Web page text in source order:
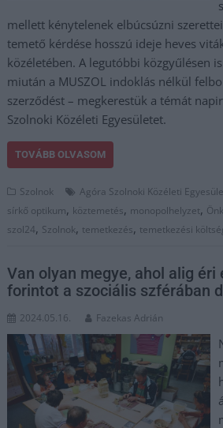
mellett kénytelenek elbúcsúzni
temető kérdése hosszú ideje heves
közéletében. A legutóbbi közgyűlésen
miután a MUSZOL indoklás nélkül
szerződést – megkerestük a témát
Szolnoki Közéleti Egyesületet.
TOVÁBB OLVASOM
Szolnok Agóra Szolnoki Közéleti
sírkő optikum, köztemetés, monopolhelyzet,
szol24, Szolnok, temetkezés, temetkezési
Van olyan megye, ahol alig éri
forintot a szociális szférában
2024.05.16. Fazekas Adrián